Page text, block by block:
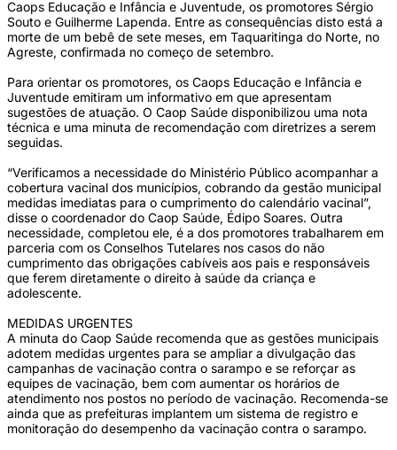
Caops Educação e Infância e Juventude, os promotores Sérgio
Souto e Guilherme Lapenda. Entre as consequências disto está a
morte de um bebê de sete meses, em Taquaritinga do Norte, no
Agreste, confirmada no começo de setembro.
Para orientar os promotores, os Caops Educação e Infância e
Juventude emitiram um informativo em que apresentam
sugestões de atuação. O Caop Saúde disponibilizou uma nota
técnica e uma minuta de recomendação com diretrizes a serem
seguidas.
“Verificamos a necessidade do Ministério Público acompanhar a
cobertura vacinal dos municípios, cobrando da gestão municipal
medidas imediatas para o cumprimento do calendário vacinal”,
disse o coordenador do Caop Saúde, Édipo Soares. Outra
necessidade, completou ele, é a dos promotores trabalharem em
parceria com os Conselhos Tutelares nos casos do não
cumprimento das obrigações cabíveis aos pais e responsáveis
que ferem diretamente o direito à saúde da criança e
adolescente.
MEDIDAS URGENTES
A minuta do Caop Saúde recomenda que as gestões municipais
adotem medidas urgentes para se ampliar a divulgação das
campanhas de vacinação contra o sarampo e se reforçar as
equipes de vacinação, bem com aumentar os horários de
atendimento nos postos no período de vacinação. Recomenda-se
ainda que as prefeituras implantem um sistema de registro e
monitoração do desempenho da vacinação contra o sarampo.